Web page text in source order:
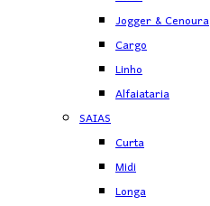
Jogger & Cenoura
Cargo
Linho
Alfaiataria
SAIAS
Curta
Midi
Longa